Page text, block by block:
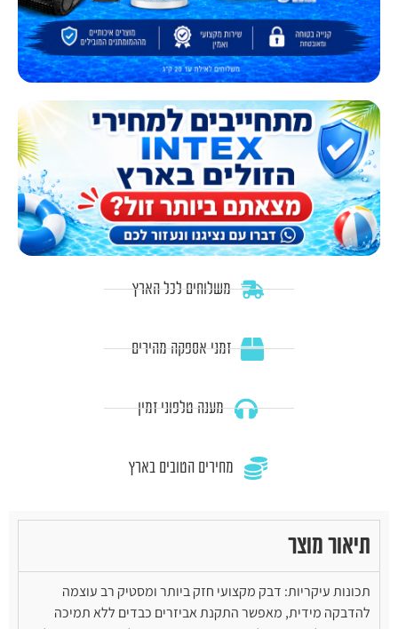
משלוחים לכל הארץ
זמני אספקה מהירים
מענה טלפוני זמין
מחירים הטובים בארץ
תיאור מוצר
תכונות עיקריות: דבק מקצועי חזק ביותר ומסטיק רב עוצמה
להדבקה מידית, מאפשר התקנת אביזרים כבדים ללא תמיכה